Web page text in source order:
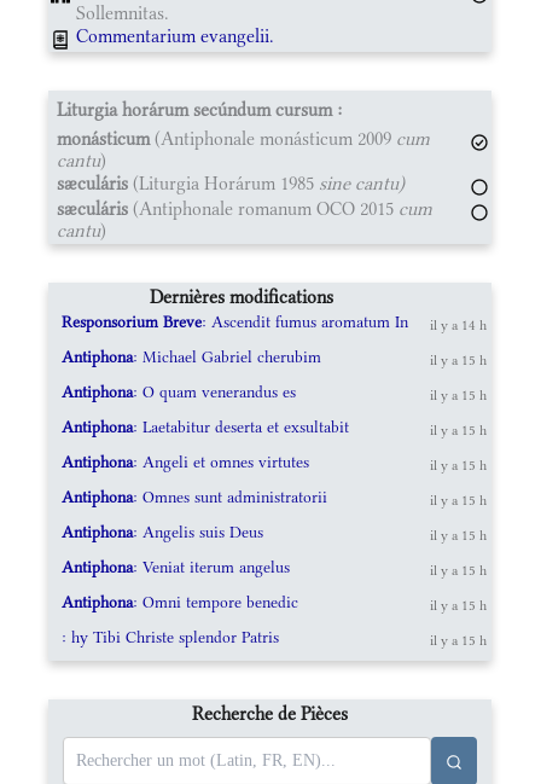
Sollemnitas.
Commentarium evangelii.
Liturgia horárum secúndum cursum :
monásticum(Antiphonale monásticum 2009 cum
cantu)
sæculáris (Liturgia Horárum 1985 sine cantu)
sæculáris (Antiphonale romanum OCO 2015 cum
cantu)
Dernières modifications
Responsorium Breve: Ascendit fumus aromatum In il y a 14 h
Antiphona: Michael Gabriel cherubim il y a 15 h
Antiphona: O quam venerandus es il y a 15 h
Antiphona: Laetabitur deserta et exsultabit il y a 15 h
Antiphona: Angeli et omnes virtutes il y a 15 h
Antiphona: Omnes sunt administratorii il y a 15 h
Antiphona: Angelis suis Deus il y a 15 h
Antiphona: Veniat iterum angelus il y a 15 h
Antiphona: Omni tempore benedic il y a 15 h
: hy Tibi Christe splendor Patris il y a 15 h
Recherche de Pièces